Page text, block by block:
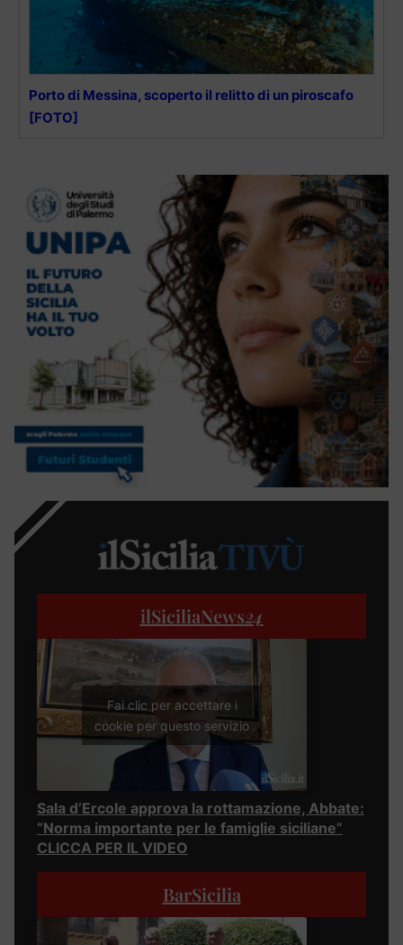
Porto di Messina, scoperto il relitto di un piroscafo
[FOTO]
ilSiciliaNews24
Fai clic per accettare i
cookie per questo servizio
Sala d’Ercole approva la rottamazione, Abbate:
“Norma importante per le famiglie siciliane”
CLICCA PER IL VIDEO
BarSicilia